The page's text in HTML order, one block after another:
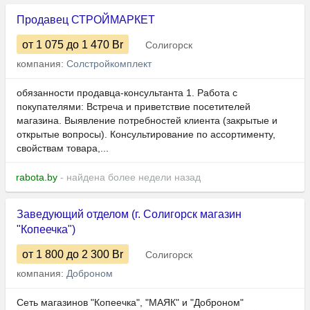
Продавец СТРОЙМАРКЕТ
от 1 075 до 1 470 Br
Солигорск
компания: Солстройкомплект
обязанности продавца-консультанта 1. Работа с
покупателями: Встреча и приветствие посетителей
магазина. Выявление потребностей клиента (закрытые и
открытые вопросы). Консультирование по ассортименту,
свойствам товара,...
rabota.by - найдена более недели назад
Заведующий отделом (г. Солигорск магазин
"Копеечка")
от 1 800 до 2 300 Br
Солигорск
компания: Доброном
Сеть магазинов "Копеечка", "МАЯК" и "Доброном"